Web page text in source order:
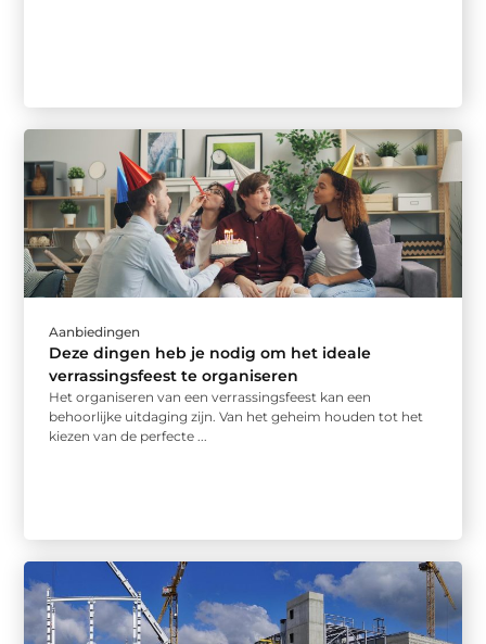
Aanbiedingen
Deze dingen heb je nodig om het ideale
verrassingsfeest te organiseren
Het organiseren van een verrassingsfeest kan een
behoorlijke uitdaging zijn. Van het geheim houden tot het
kiezen van de perfecte ...